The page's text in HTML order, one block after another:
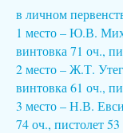
в личном
1 место – Ю.В.
винтовка 71 оч.,
2 место – Ж.Т.
винтовка 61 оч.,
3 место – Н.В.
74 оч., пистолет 53